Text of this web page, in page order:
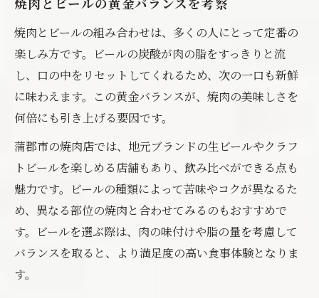
焼肉とビールの黄金バランスを考察
焼肉とビールの組み合わせは、多くの人にとって定番の
楽しみ方です。ビールの炭酸が肉の脂をすっきりと流
し、口の中をリセットしてくれるため、次の一口も新鮮
に味わえます。この黄金バランスが、焼肉の美味しさを
何倍にも引き上げる要因です。
蒲郡市の焼肉店では、地元ブランドの生ビールやクラフ
トビールを楽しめる店舗もあり、飲み比べができる点も
魅力です。ビールの種類によって苦味やコクが異なるた
め、異なる部位の焼肉と合わせてみるのもおすすめで
す。ビールを選ぶ際は、肉の味付けや脂の量を考慮して
バランスを取ると、より満足度の高い食事体験となりま
す。